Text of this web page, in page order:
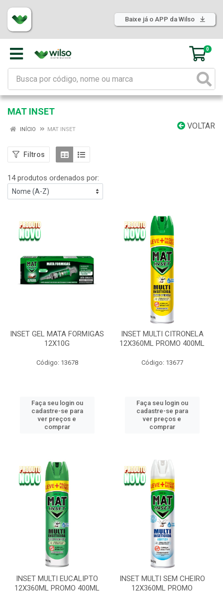
Baixe já o APP da Wilso
0
MAT INSET
VOLTAR
INÍCIO MAT INSET
Filtros
14 produtos ordenados por:
INSET GEL MATA FORMIGAS
12X10G
Código: 13678
Faça seu login ou
cadastre-se para
ver preços e
comprar
INSET MULTI CITRONELA
12X360ML PROMO 400ML
Código: 13677
Faça seu login ou
cadastre-se para
ver preços e
comprar
INSET MULTI EUCALIPTO
12X360ML PROMO 400ML
INSET MULTI SEM CHEIRO
12X360ML PROMO